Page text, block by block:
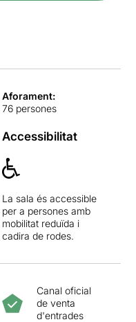
Aforament:
76 persones
Accessibilitat
La sala és accessible
per a persones amb
mobilitat reduïda i
cadira de rodes.
Canal oficial
de venta
d'entrades